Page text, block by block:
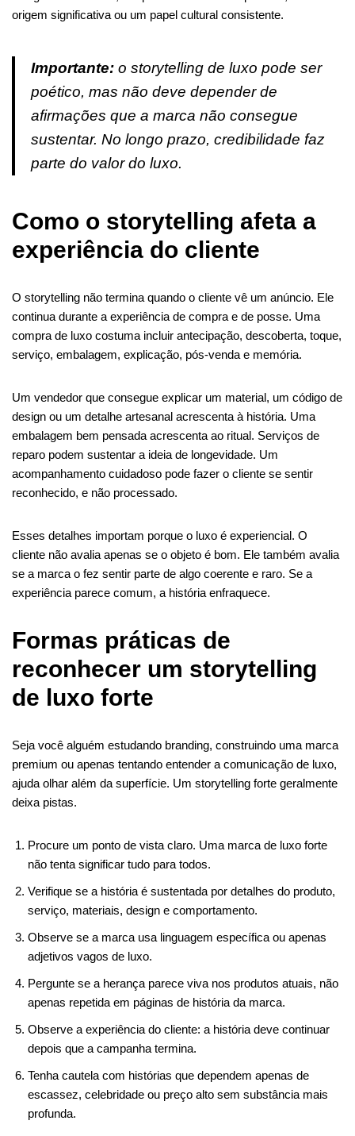
origem significativa ou um papel cultural consistente.
Importante: o storytelling de luxo pode ser
poético, mas não deve depender de
afirmações que a marca não consegue
sustentar. No longo prazo, credibilidade faz
parte do valor do luxo.
Como o storytelling afeta a
experiência do cliente
O storytelling não termina quando o cliente vê um anúncio. Ele
continua durante a experiência de compra e de posse. Uma
compra de luxo costuma incluir antecipação, descoberta, toque,
serviço, embalagem, explicação, pós-venda e memória.
Um vendedor que consegue explicar um material, um código de
design ou um detalhe artesanal acrescenta à história. Uma
embalagem bem pensada acrescenta ao ritual. Serviços de
reparo podem sustentar a ideia de longevidade. Um
acompanhamento cuidadoso pode fazer o cliente se sentir
reconhecido, e não processado.
Esses detalhes importam porque o luxo é experiencial. O
cliente não avalia apenas se o objeto é bom. Ele também avalia
se a marca o fez sentir parte de algo coerente e raro. Se a
experiência parece comum, a história enfraquece.
Formas práticas de
reconhecer um storytelling
de luxo forte
Seja você alguém estudando branding, construindo uma marca
premium ou apenas tentando entender a comunicação de luxo,
ajuda olhar além da superfície. Um storytelling forte geralmente
deixa pistas.
Procure um ponto de vista claro. Uma marca de luxo forte
não tenta significar tudo para todos.
Verifique se a história é sustentada por detalhes do produto,
serviço, materiais, design e comportamento.
Observe se a marca usa linguagem específica ou apenas
adjetivos vagos de luxo.
Pergunte se a herança parece viva nos produtos atuais, não
apenas repetida em páginas de história da marca.
Observe a experiência do cliente: a história deve continuar
depois que a campanha termina.
Tenha cautela com histórias que dependem apenas de
escassez, celebridade ou preço alto sem substância mais
profunda.